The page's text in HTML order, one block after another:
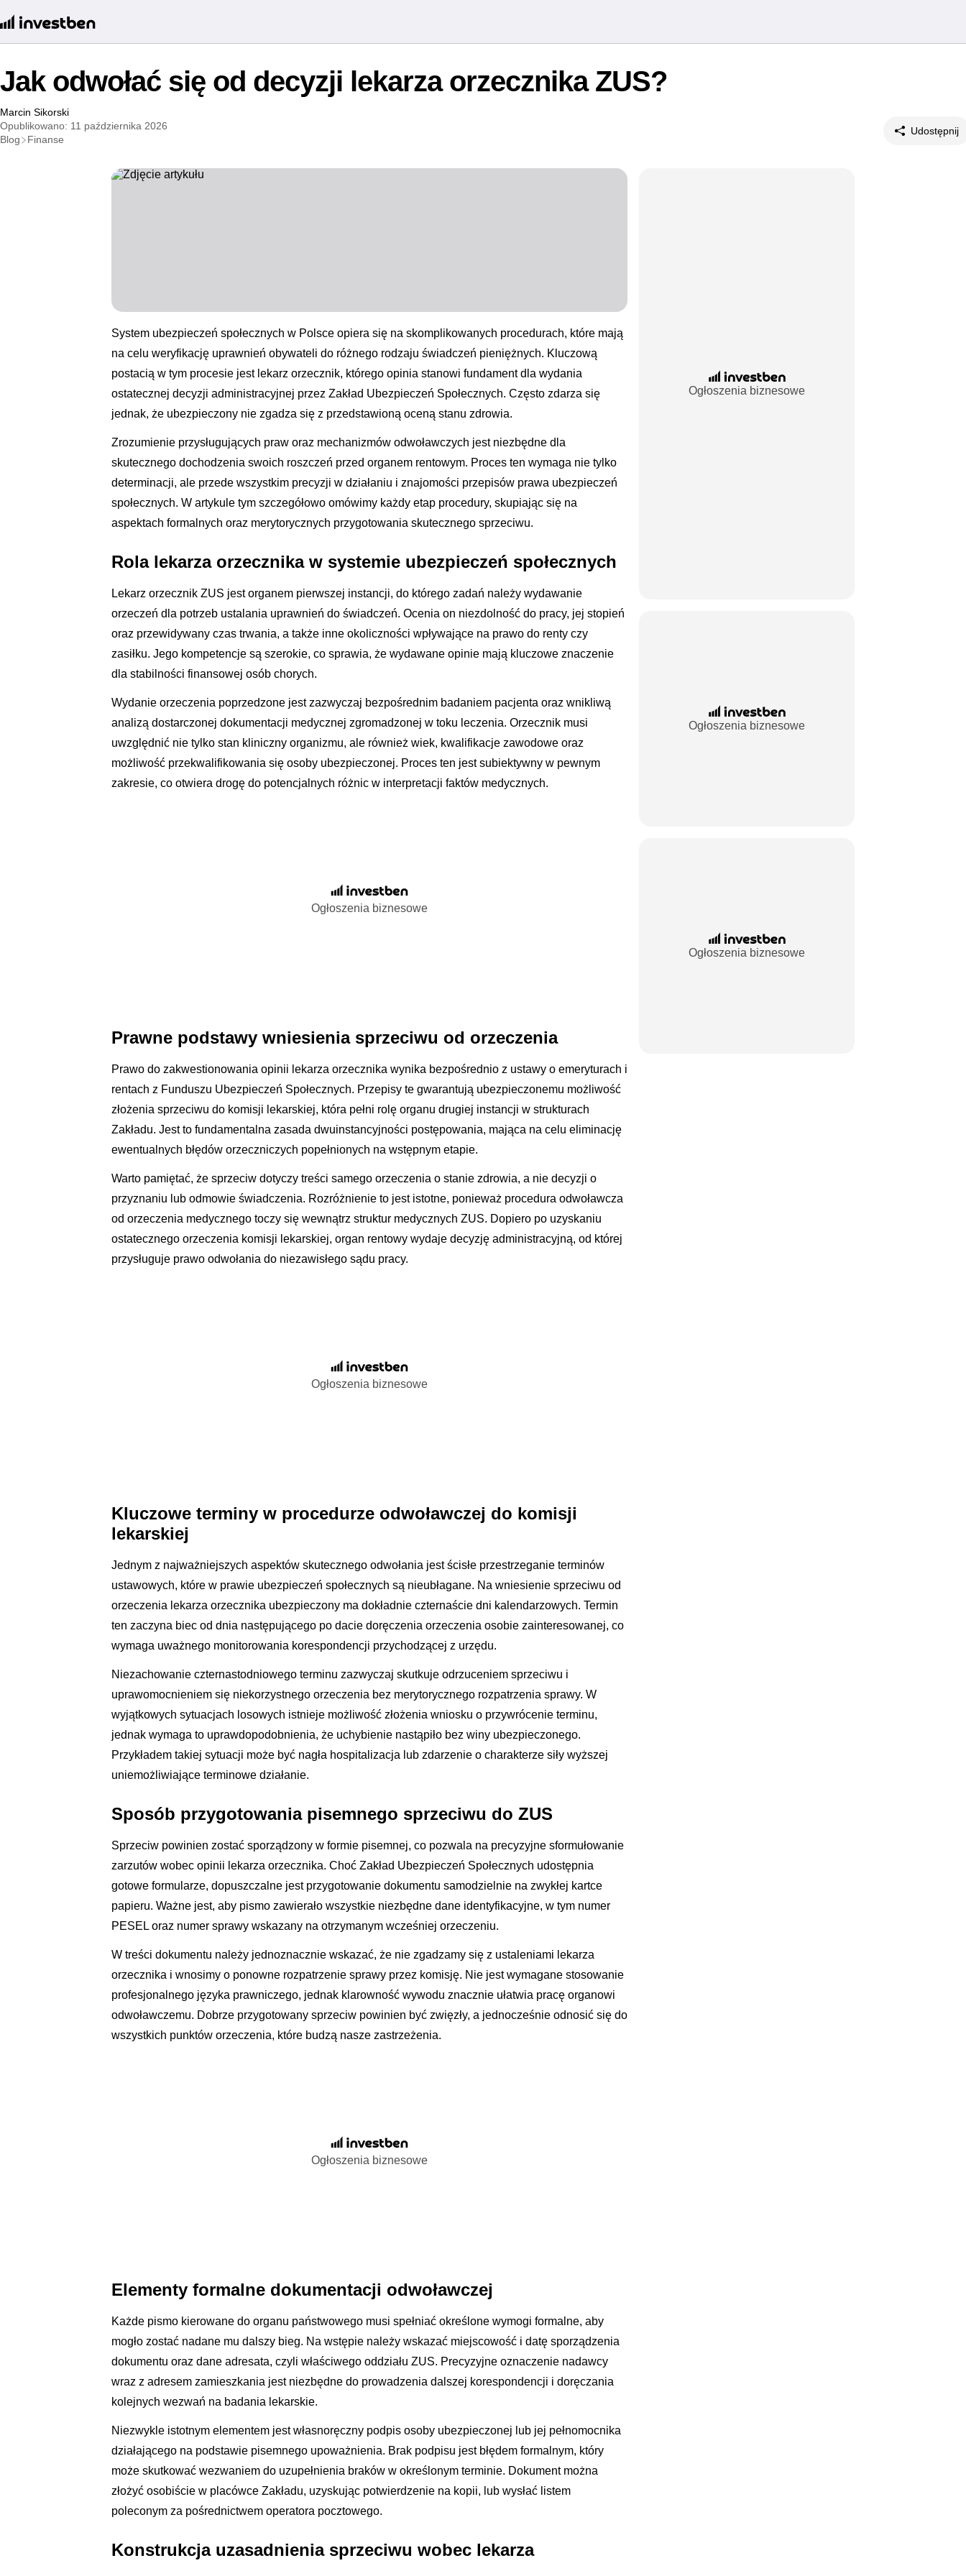
Jak odwołać się od decyzji lekarza orzecznika ZUS?
Marcin Sikorski
Opublikowano: 11 października 2026
Blog
Finanse
Udostępnij
System ubezpieczeń społecznych w Polsce opiera się na skomplikowanych procedurach, które mają
na celu weryfikację uprawnień obywateli do różnego rodzaju świadczeń pieniężnych. Kluczową
postacią w tym procesie jest lekarz orzecznik, którego opinia stanowi fundament dla wydania
ostatecznej decyzji administracyjnej przez Zakład Ubezpieczeń Społecznych. Często zdarza się
jednak, że ubezpieczony nie zgadza się z przedstawioną oceną stanu zdrowia.
Zrozumienie przysługujących praw oraz mechanizmów odwoławczych jest niezbędne dla
skutecznego dochodzenia swoich roszczeń przed organem rentowym. Proces ten wymaga nie tylko
determinacji, ale przede wszystkim precyzji w działaniu i znajomości przepisów prawa ubezpieczeń
społecznych. W artykule tym szczegółowo omówimy każdy etap procedury, skupiając się na
aspektach formalnych oraz merytorycznych przygotowania skutecznego sprzeciwu.
Rola lekarza orzecznika w systemie ubezpieczeń społecznych
Lekarz orzecznik ZUS jest organem pierwszej instancji, do którego zadań należy wydawanie
orzeczeń dla potrzeb ustalania uprawnień do świadczeń. Ocenia on niezdolność do pracy, jej stopień
oraz przewidywany czas trwania, a także inne okoliczności wpływające na prawo do renty czy
zasiłku. Jego kompetencje są szerokie, co sprawia, że wydawane opinie mają kluczowe znaczenie
dla stabilności finansowej osób chorych.
Wydanie orzeczenia poprzedzone jest zazwyczaj bezpośrednim badaniem pacjenta oraz wnikliwą
analizą dostarczonej dokumentacji medycznej zgromadzonej w toku leczenia. Orzecznik musi
uwzględnić nie tylko stan kliniczny organizmu, ale również wiek, kwalifikacje zawodowe oraz
możliwość przekwalifikowania się osoby ubezpieczonej. Proces ten jest subiektywny w pewnym
zakresie, co otwiera drogę do potencjalnych różnic w interpretacji faktów medycznych.
Ogłoszenia biznesowe
Prawne podstawy wniesienia sprzeciwu od orzeczenia
Prawo do zakwestionowania opinii lekarza orzecznika wynika bezpośrednio z ustawy o emeryturach i
rentach z Funduszu Ubezpieczeń Społecznych. Przepisy te gwarantują ubezpieczonemu możliwość
złożenia sprzeciwu do komisji lekarskiej, która pełni rolę organu drugiej instancji w strukturach
Zakładu. Jest to fundamentalna zasada dwuinstancyjności postępowania, mająca na celu eliminację
ewentualnych błędów orzeczniczych popełnionych na wstępnym etapie.
Warto pamiętać, że sprzeciw dotyczy treści samego orzeczenia o stanie zdrowia, a nie decyzji o
przyznaniu lub odmowie świadczenia. Rozróżnienie to jest istotne, ponieważ procedura odwoławcza
od orzeczenia medycznego toczy się wewnątrz struktur medycznych ZUS. Dopiero po uzyskaniu
ostatecznego orzeczenia komisji lekarskiej, organ rentowy wydaje decyzję administracyjną, od której
przysługuje prawo odwołania do niezawisłego sądu pracy.
Ogłoszenia biznesowe
Kluczowe terminy w procedurze odwoławczej do komisji
lekarskiej
Jednym z najważniejszych aspektów skutecznego odwołania jest ścisłe przestrzeganie terminów
ustawowych, które w prawie ubezpieczeń społecznych są nieubłagane. Na wniesienie sprzeciwu od
orzeczenia lekarza orzecznika ubezpieczony ma dokładnie czternaście dni kalendarzowych. Termin
ten zaczyna biec od dnia następującego po dacie doręczenia orzeczenia osobie zainteresowanej, co
wymaga uważnego monitorowania korespondencji przychodzącej z urzędu.
Niezachowanie czternastodniowego terminu zazwyczaj skutkuje odrzuceniem sprzeciwu i
uprawomocnieniem się niekorzystnego orzeczenia bez merytorycznego rozpatrzenia sprawy. W
wyjątkowych sytuacjach losowych istnieje możliwość złożenia wniosku o przywrócenie terminu,
jednak wymaga to uprawdopodobnienia, że uchybienie nastąpiło bez winy ubezpieczonego.
Przykładem takiej sytuacji może być nagła hospitalizacja lub zdarzenie o charakterze siły wyższej
uniemożliwiające terminowe działanie.
Sposób przygotowania pisemnego sprzeciwu do ZUS
Sprzeciw powinien zostać sporządzony w formie pisemnej, co pozwala na precyzyjne sformułowanie
zarzutów wobec opinii lekarza orzecznika. Choć Zakład Ubezpieczeń Społecznych udostępnia
gotowe formularze, dopuszczalne jest przygotowanie dokumentu samodzielnie na zwykłej kartce
papieru. Ważne jest, aby pismo zawierało wszystkie niezbędne dane identyfikacyjne, w tym numer
PESEL oraz numer sprawy wskazany na otrzymanym wcześniej orzeczeniu.
W treści dokumentu należy jednoznacznie wskazać, że nie zgadzamy się z ustaleniami lekarza
orzecznika i wnosimy o ponowne rozpatrzenie sprawy przez komisję. Nie jest wymagane stosowanie
profesjonalnego języka prawniczego, jednak klarowność wywodu znacznie ułatwia pracę organowi
odwoławczemu. Dobrze przygotowany sprzeciw powinien być zwięzły, a jednocześnie odnosić się do
wszystkich punktów orzeczenia, które budzą nasze zastrzeżenia.
Ogłoszenia biznesowe
Elementy formalne dokumentacji odwoławczej
Każde pismo kierowane do organu państwowego musi spełniać określone wymogi formalne, aby
mogło zostać nadane mu dalszy bieg. Na wstępie należy wskazać miejscowość i datę sporządzenia
dokumentu oraz dane adresata, czyli właściwego oddziału ZUS. Precyzyjne oznaczenie nadawcy
wraz z adresem zamieszkania jest niezbędne do prowadzenia dalszej korespondencji i doręczania
kolejnych wezwań na badania lekarskie.
Niezwykle istotnym elementem jest własnoręczny podpis osoby ubezpieczonej lub jej pełnomocnika
działającego na podstawie pisemnego upoważnienia. Brak podpisu jest błędem formalnym, który
może skutkować wezwaniem do uzupełnienia braków w określonym terminie. Dokument można
złożyć osobiście w placówce Zakładu, uzyskując potwierdzenie na kopii, lub wysłać listem
poleconym za pośrednictwem operatora pocztowego.
Konstrukcja uzasadnienia sprzeciwu wobec lekarza
Ogłoszenia biznesowe
Ogłoszenia biznesowe
Ogłoszenia biznesowe